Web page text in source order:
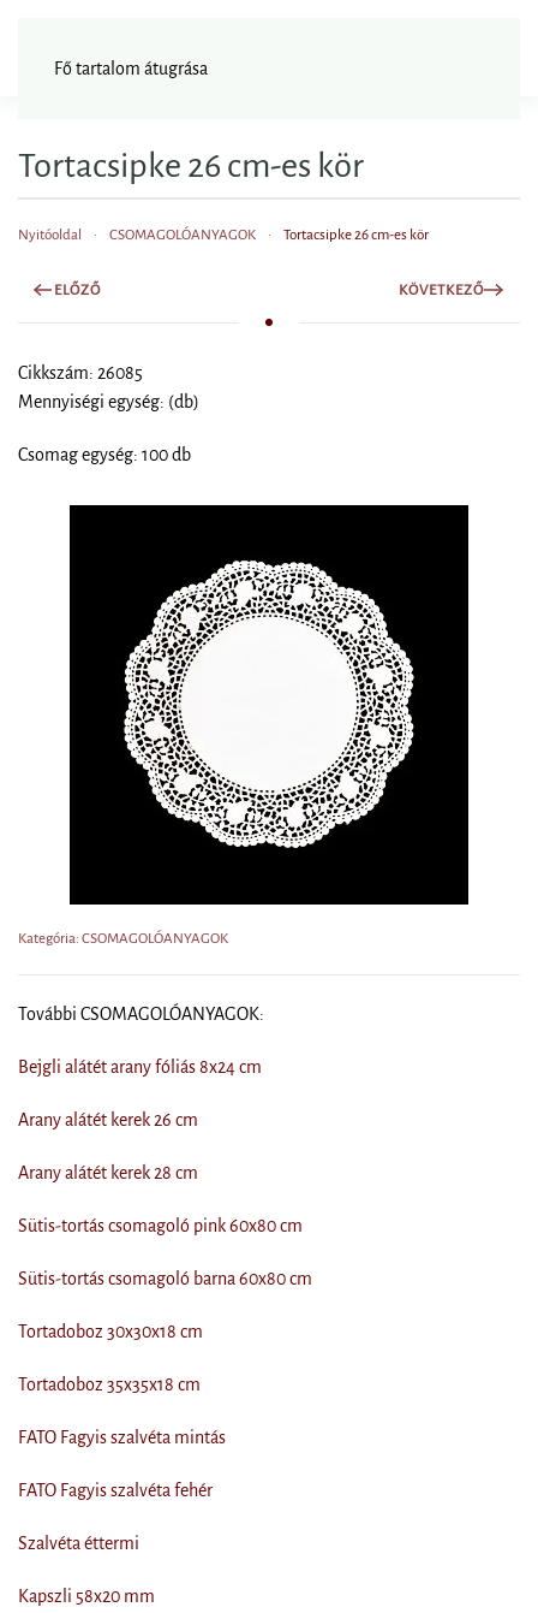
Fő tartalom átugrása
Tortacsipke 26 cm-es kör
Nyitóoldal CSOMAGOLÓANYAGOK Tortacsipke 26 cm-es kör
ELŐZŐ KÖVETKEZŐ
Cikkszám: 26085
Mennyiségi egység: (db)
Csomag egység: 100 db
Kategória: CSOMAGOLÓANYAGOK
További CSOMAGOLÓANYAGOK:
Bejgli alátét arany fóliás 8x24 cm
Arany alátét kerek 26 cm
Arany alátét kerek 28 cm
Sütis-tortás csomagoló pink 60x80 cm
Sütis-tortás csomagoló barna 60x80 cm
Tortadoboz 30x30x18 cm
Tortadoboz 35x35x18 cm
FATO Fagyis szalvéta mintás
FATO Fagyis szalvéta fehér
Szalvéta éttermi
Kapszli 58x20 mm